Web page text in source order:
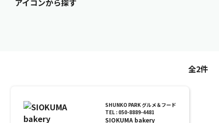
アイコンから探す
全2件
SHUNKO PARK グルメ＆フード
TEL : 050-8889-4481
SIOKUMA bakery